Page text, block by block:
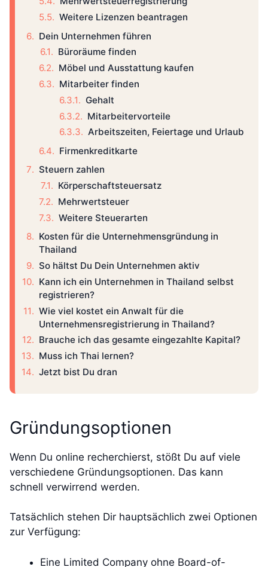
Weitere Lizenzen beantragen
Dein Unternehmen führen
Büroräume finden
Möbel und Ausstattung kaufen
Mitarbeiter finden
Gehalt
Mitarbeitervorteile
Arbeitszeiten, Feiertage und Urlaub
Firmenkreditkarte
Steuern zahlen
Körperschaftsteuersatz
Mehrwertsteuer
Weitere Steuerarten
Kosten für die Unternehmensgründung in
Thailand
So hältst Du Dein Unternehmen aktiv
Kann ich ein Unternehmen in Thailand selbst
registrieren?
Wie viel kostet ein Anwalt für die
Unternehmensregistrierung in Thailand?
Brauche ich das gesamte eingezahlte Kapital?
Muss ich Thai lernen?
Jetzt bist Du dran
Gründungsoptionen
Wenn Du online recherchierst, stößt Du auf viele
verschiedene Gründungsoptionen. Das kann
schnell verwirrend werden.
Tatsächlich stehen Dir hauptsächlich zwei Optionen
zur Verfügung:
Eine Limited Company ohne Board-of-